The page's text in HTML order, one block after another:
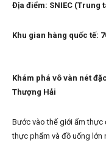
Địa điểm: SNIEC (Trung
Khu gian hàng quốc tế:
Khám phá vô vàn nét
Thượng Hải
Bước vào thế giới ẩm thực
thực phẩm và đồ uống lớn